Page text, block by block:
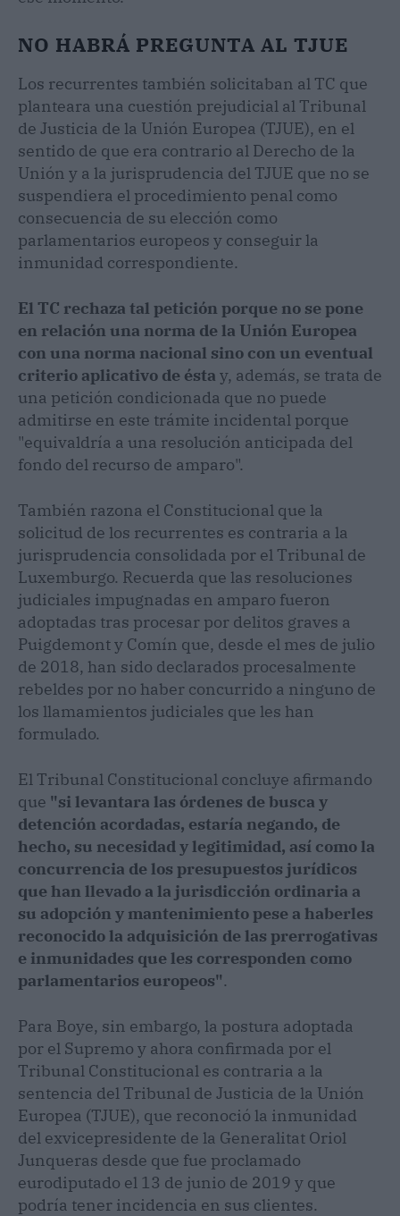
NO HABRÁ PREGUNTA AL TJUE
Los recurrentes también solicitaban al TC que
planteara una cuestión prejudicial al Tribunal
de Justicia de la Unión Europea (TJUE), en el
sentido de que era contrario al Derecho de la
Unión y a la jurisprudencia del TJUE que no se
suspendiera el procedimiento penal como
consecuencia de su elección como
parlamentarios europeos y conseguir la
inmunidad correspondiente.
El TC rechaza tal petición porque no se pone
en relación una norma de la Unión Europea
con una norma nacional sino con un eventual
criterio aplicativo de ésta y, además, se trata de
una petición condicionada que no puede
admitirse en este trámite incidental porque
"equivaldría a una resolución anticipada del
fondo del recurso de amparo".
También razona el Constitucional que la
solicitud de los recurrentes es contraria a la
jurisprudencia consolidada por el Tribunal de
Luxemburgo. Recuerda que las resoluciones
judiciales impugnadas en amparo fueron
adoptadas tras procesar por delitos graves a
Puigdemont y Comín que, desde el mes de julio
de 2018, han sido declarados procesalmente
rebeldes por no haber concurrido a ninguno de
los llamamientos judiciales que les han
formulado.
El Tribunal Constitucional concluye afirmando
que "si levantara las órdenes de busca y
detención acordadas, estaría negando, de
hecho, su necesidad y legitimidad, así como la
concurrencia de los presupuestos jurídicos
que han llevado a la jurisdicción ordinaria a
su adopción y mantenimiento pese a haberles
reconocido la adquisición de las prerrogativas
e inmunidades que les corresponden como
parlamentarios europeos".
Para Boye, sin embargo, la postura adoptada
por el Supremo y ahora confirmada por el
Tribunal Constitucional es contraria a la
sentencia del Tribunal de Justicia de la Unión
Europea (TJUE), que reconoció la inmunidad
del exvicepresidente de la Generalitat Oriol
Junqueras desde que fue proclamado
eurodiputado el 13 de junio de 2019 y que
podría tener incidencia en sus clientes.